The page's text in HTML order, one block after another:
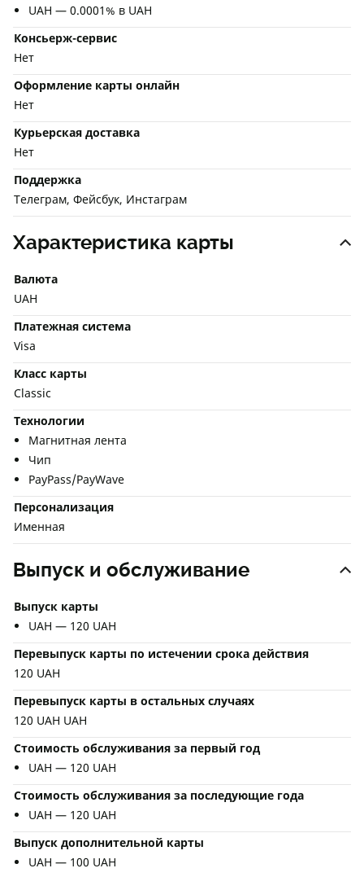
UAH — 0.0001% в UAH
Консьерж-сервис
Нет
Оформление карты онлайн
Нет
Курьерская доставка
Нет
Поддержка
Телеграм, Фейсбук, Инстаграм
Характеристика карты
Валюта
UAH
Платежная система
Visa
Класс карты
Classic
Технологии
Магнитная лента
Чип
PayPass/PayWave
Персонализация
Именная
Выпуск и обслуживание
Выпуск карты
UAH — 120 UAH
Перевыпуск карты по истечении срока действия
120 UAH
Перевыпуск карты в остальных случаях
120 UAH UAH
Стоимость обслуживания за первый год
UAH — 120 UAH
Стоимость обслуживания за последующие года
UAH — 120 UAH
Выпуск дополнительной карты
UAH — 100 UAH